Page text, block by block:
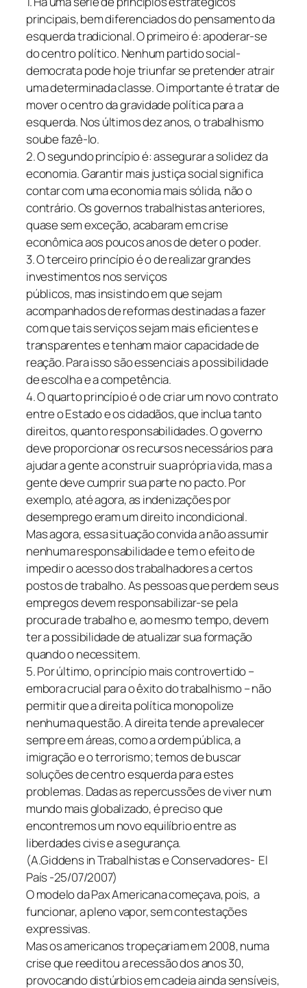
principais, bem diferenciados do pensamento da
esquerda tradicional. O primeiro é: apoderar-se
do centro político. Nenhum partido social-
democrata pode hoje triunfar se pretender atrair
uma determinada classe. O importante é tratar de
mover o centro da gravidade política para a
esquerda. Nos últimos dez anos, o trabalhismo
soube fazê-lo.
2. O segundo princípio é: assegurar a solidez da
economia. Garantir mais justiça social significa
contar com uma economia mais sólida, não o
contrário. Os governos trabalhistas anteriores,
quase sem exceção, acabaram em crise
econômica aos poucos anos de deter o poder.
3. O terceiro princípio é o de realizar grandes
investimentos nos serviços
públicos, mas insistindo em que sejam
acompanhados de reformas destinadas a fazer
com que tais serviços sejam mais eficientes e
transparentes e tenham maior capacidade de
reação. Para isso são essenciais a possibilidade
de escolha e a competência.
4. O quarto princípio é o de criar um novo contrato
entre o Estado e os cidadãos, que inclua tanto
direitos, quanto responsabilidades. O governo
deve proporcionar os recursos necessários para
ajudar a gente a construir sua própria vida, mas a
gente deve cumprir sua parte no pacto. Por
exemplo, até agora, as indenizações por
desemprego eram um direito incondicional.
Mas agora, essa situação convida a não assumir
nenhuma responsabilidade e tem o efeito de
impedir o acesso dos trabalhadores a certos
postos de trabalho. As pessoas que perdem seus
empregos devem responsabilizar-se pela
procura de trabalho e, ao mesmo tempo, devem
ter a possibilidade de atualizar sua formação
quando o necessitem.
5. Por último, o princípio mais controvertido –
embora crucial para o êxito do trabalhismo – não
permitir que a direita política monopolize
nenhuma questão. A direita tende a prevalecer
sempre em áreas, como a ordem pública, a
imigração e o terrorismo; temos de buscar
soluções de centro esquerda para estes
problemas. Dadas as repercussões de viver num
mundo mais globalizado, é preciso que
encontremos um novo equilíbrio entre as
liberdades civis e a segurança.
(A.Giddens in Trabalhistas e Conservadores- El
País -25/07/2007)
O modelo da Pax Americana começava, pois, a
funcionar, a pleno vapor, sem contestações
expressivas.
Mas os americanos tropeçariam em 2008, numa
crise que reeditou a recessão dos anos 30,
provocando distúrbios em cadeia ainda sensíveis,